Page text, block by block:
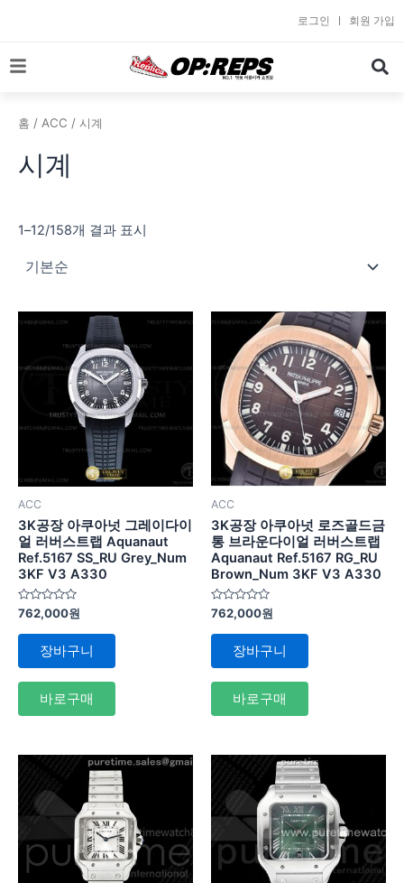
로
로그인 회원 가입
홈 / ACC / 시계
시계
1–12/158개 결과 표시
ACC
3K공장 아쿠아넛 그레이다이
얼 러버스트랩 Aquanaut
Ref.5167 SS_RU Grey_Num
3KF V3 A330
5
에
로
가
762,000원
장바구니
바로구매
ACC
3K공장 아쿠아넛 로즈골드금
통 브라운다이얼 러버스트랩
Aquanaut Ref.5167 RG_RU
Brown_Num 3KF V3 A330
5
에
로
가
762,000원
장바구니
바로구매